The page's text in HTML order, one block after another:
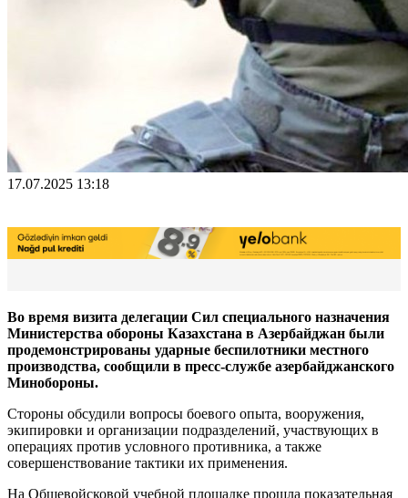
17.07.2025 13:18
Во время визита делегации Сил специального назначения
Министерства обороны Казахстана в Азербайджан были
продемонстрированы ударные беспилотники местного
производства, сообщили в пресс-службе азербайджанского
Минобороны.
Стороны обсудили вопросы боевого опыта, вооружения,
экипировки и организации подразделений, участвующих в
операциях против условного противника, а также
совершенствование тактики их применения.
На Общевойсковой учебной площадке прошла показательная